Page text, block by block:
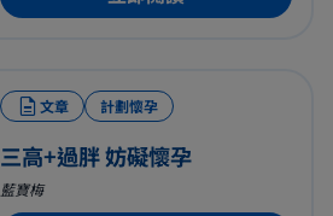
文章 計劃懷孕
三高+過胖 妨礙懷孕
藍寶梅